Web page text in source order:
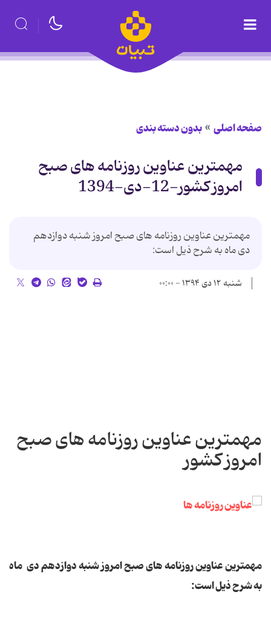
صفحه اصلی بدون دسته بندی
مهمترین عناوین روزنامه های صبح
امروز کشور-12-دی-1394
مهمترین عناوین روزنامه های صبح امروز شنبه دوازدهم
دی ماه به شرح ذیل است:
شنبه ۱۲ دی ۱۳۹۴ - ۰۰:۰۰
مهمترین عناوین روزنامه های صبح
امروز کشور
مهمترین عناوین روزنامه های صبح امروز شنبه دوازدهم دی ماه
به شرح ذیل است: